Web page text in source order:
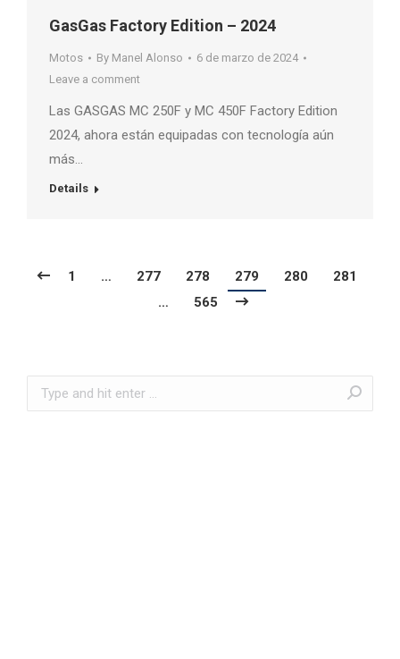
GasGas Factory Edition – 2024
Motos By Manel Alonso
6 de marzo de 2024
Leave a comment
Las GASGAS MC 250F y MC 450F Factory Edition
2024, ahora están equipadas con tecnología aún
más…
Details
1 … 277 278 279 280
281
…
565
Search: